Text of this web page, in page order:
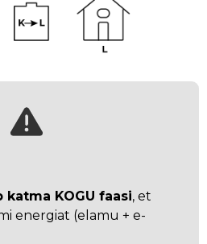
KOGU faasi, et
energiat (elamu + e-